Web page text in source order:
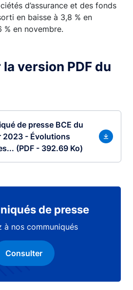
d’assurance et des fonds
en baisse à 3,8 % en
% en novembre.
version PDF du
de presse BCE du
2023 - Évolutions
(PDF - 392.69 Ko)
de presse
à nos communiqués
Consulter